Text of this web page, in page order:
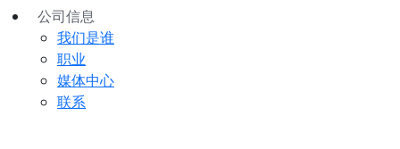
公司信息
我们是谁
职业
媒体中心
联系